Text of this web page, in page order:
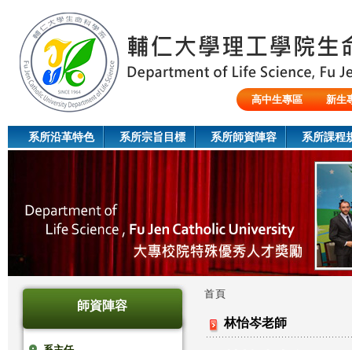
高中生專區
新生
系所沿革特色 系所宗旨目標 系所師資陣容 系所課程
師資陣容
您
首頁
林怡岑老師